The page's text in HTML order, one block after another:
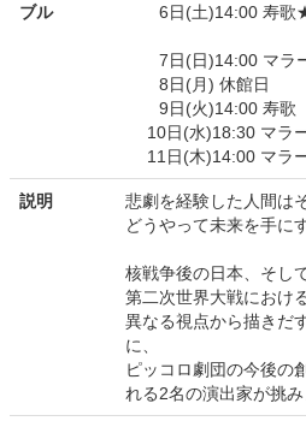
ブル
6日(土)14:00
7日(日)14:00 マラ
8日(月) 休館日
9日(火)14:00 寿歌
10日(水)18:30 マラ
11日(木)14:00 マラ
説明
悲劇を経験した人間は
どうやって未来を手に
核戦争後の日本、そし
第二次世界大戦におけ
異なる視点から描きだ
に、
ピッコロ劇団の今後の
れる2名の演出家が挑み